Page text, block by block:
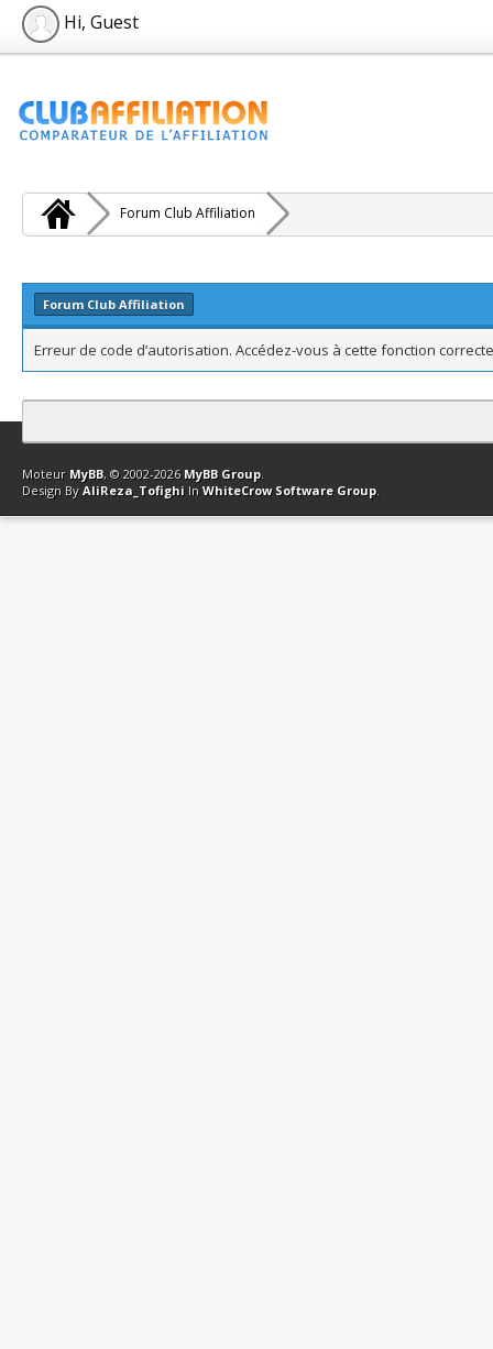
Hi, Guest
Forum Club Affiliation
Forum Club Affiliation
Erreur de code d’autorisation. Accédez-vous à cette fonction
Contact Club Affiliation Retourner en haut Version bas-débit
Moteur MyBB, © 2002-2026 MyBB Group.
Design By AliReza_Tofighi In WhiteCrow Software Group.